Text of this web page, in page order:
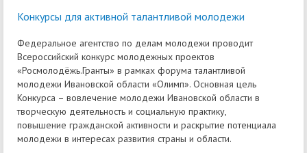
Конкурсы для активной талантливой молодежи
Федеральное агентство по делам молодежи проводит
Всероссийский конкурс молодежных проектов
«Росмолодёжь.Гранты» в рамках форума талантливой
молодежи Ивановской области «Олимп». Основная цель
Конкурса – вовлечение молодежи Ивановской области в
творческую деятельность и социальную практику,
повышение гражданской активности и раскрытие потенциала
молодежи в интересах развития страны и области.